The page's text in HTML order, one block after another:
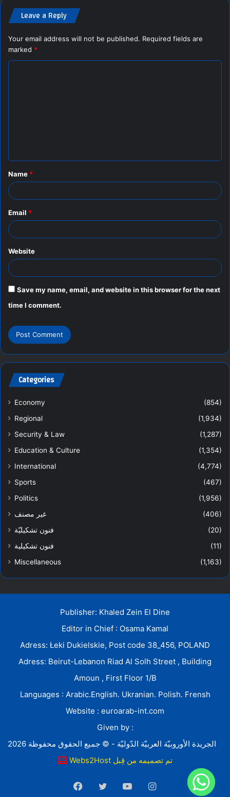
Leave a Reply
Your email address will not be published. Required fields are
marked *
t
*
Name *
Email *
Website
Save my name, email, and website in this browser for the next
time I comment.
Categories
Economy
(854)
Regional
(1,934)
Security & Law
(1,287)
Education & Culture
(1,354)
International
(4,774)
Sports
(467)
Politics
(1,956)
غير مصنف
(406)
فنون تشكيليّة
(20)
فنون تشكيلية
(11)
Miscellaneous
(1,163)
Publisher: Khaled Zein El Dine
Editor in Chief : Osama Kamal
Adress: Łeki Dukielskie, Post code 38_456, POLAND
Adress: Beirut-Lebanon Riad Al Solh Street , Building
Amoun , First Floor 1/B
Languages : Arabic.English. Ukranian. Polish. Frensh
Website : euroarab-int.com
Given by :
Webs2Host تم تصميمه من قِبل
Facebook
Twitter YouTubeInstagram